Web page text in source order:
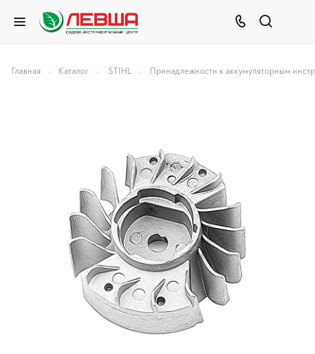
Главная – Каталог – STIHL – Принадлежности к аккумуляторным